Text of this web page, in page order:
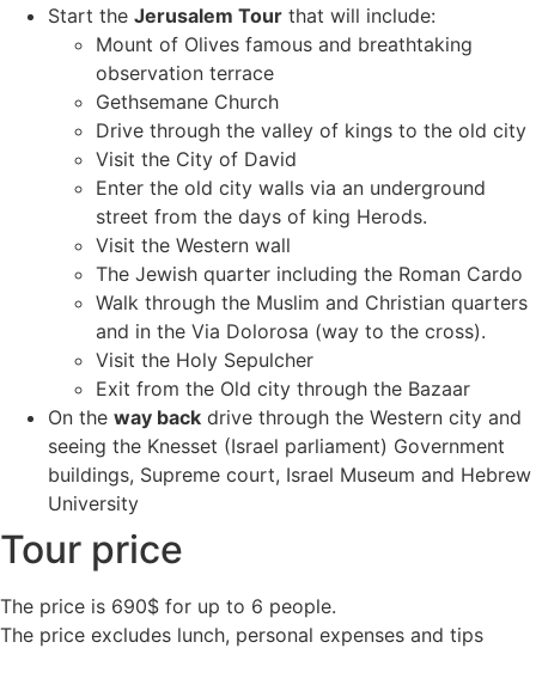
Start the Jerusalem Tour that will include:
Mount of Olives famous and breathtaking
observation terrace
Gethsemane Church
Drive through the valley of kings to the old city
Visit the City of David
Enter the old city walls via an underground
street from the days of king Herods.
Visit the Western wall
The Jewish quarter including the Roman Cardo
Walk through the Muslim and Christian quarters
and in the Via Dolorosa (way to the cross).
Visit the Holy Sepulcher
Exit from the Old city through the Bazaar
On the way back drive through the Western city and
seeing the Knesset (Israel parliament) Government
buildings, Supreme court, Israel Museum and Hebrew
University
Tour price
The price is 690$ for up to 6 people.
The price excludes lunch, personal expenses and tips